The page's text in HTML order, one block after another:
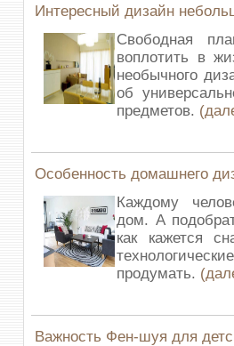
Интересный дизайн
Свободная
воплотить в
необычного
об
предметов.
Особенность домашнего
Каждому
дом. А
как кажется
продумать.
Важность Фен-шуя для